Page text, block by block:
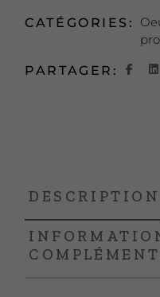
CATÉGORIES:
PARTAGER:
DESCRIPTION